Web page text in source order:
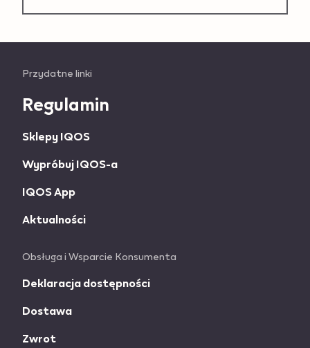
Useful
links
information
Przydatne linki
Regulamin
Sklepy IQOS
Wypróbuj IQOS-a
IQOS App
Aktualności
Obsługa i Wsparcie Konsumenta
Deklaracja dostępności
Dostawa
Zwrot